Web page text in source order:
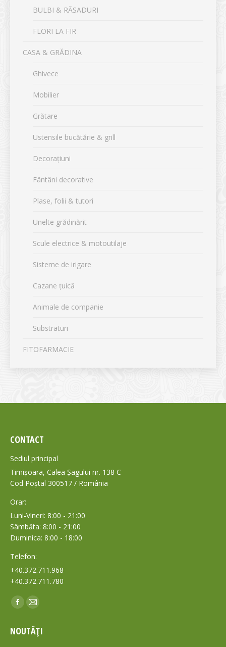
BULBI & RĂSADURI
FLORI LA FIR
CASA & GRĂDINA
Ghivece
Mobilier
Grătare
Ustensile bucătărie & grill
Decorațiuni
Fântâni decorative
Plase, folii & tutori
Unelte grădinărit
Scule electrice & motoutilaje
Sisteme de irigare
Cazane țuică
Animale de companie
Substraturi
FITOFARMACIE
CONTACT
Sediul principal
Timișoara, Calea Șagului nr. 138 C
Cod Poștal 300517 / România
Orar:
Luni-Vineri: 8:00 - 21:00
Sâmbăta: 8:00 - 21:00
Duminica: 8:00 - 18:00
Telefon:
+40.372.711.968
+40.372.711.780
Find us on:
Facebook
opens
Mail
opens
NOUTĂȚI